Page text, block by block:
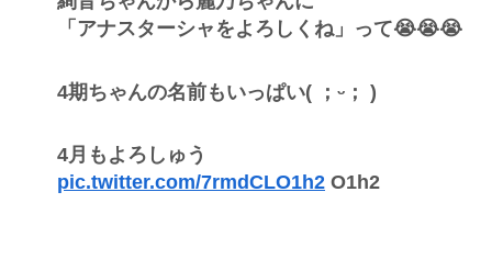
「アナスターシャをよろしくね」って😭😭😭
4期ちゃんの名前もいっぱい( ；ᵕ； )
4月もよろしゅう
pic.twitter.com/7rmdCLO1h2 O1h2